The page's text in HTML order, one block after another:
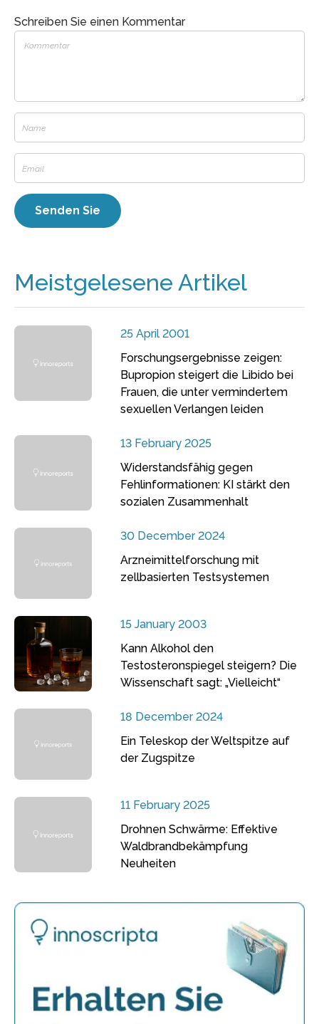
Schreiben Sie einen Kommentar
Meistgelesene Artikel
25 April 2001
Forschungsergebnisse zeigen:
Bupropion steigert die Libido bei
Frauen, die unter vermindertem
sexuellen Verlangen leiden
13 February 2025
Widerstandsfähig gegen
Fehlinformationen: KI stärkt den
sozialen Zusammenhalt
30 December 2024
Arzneimittelforschung mit
zellbasierten Testsystemen
15 January 2003
Kann Alkohol den
Testosteronspiegel steigern? Die
Wissenschaft sagt: „Vielleicht“
18 December 2024
Ein Teleskop der Weltspitze auf
der Zugspitze
11 February 2025
Drohnen Schwärme: Effektive
Waldbrandbekämpfung
Neuheiten